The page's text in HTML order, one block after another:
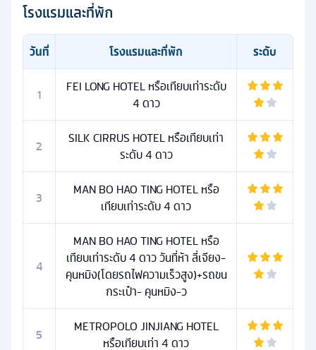
โรงแรมและที่พัก
วันที่ โรงแรมและที่พัก ระดับ
1
FEI LONG HOTEL หรือเทียบเท่าระดับ
4 ดาว
2
SILK CIRRUS HOTEL หรือเทียบเท่า
ระดับ 4 ดาว
3
MAN BO HAO TING HOTEL หรือ
เทียบเท่าระดับ 4 ดาว
4
MAN BO HAO TING HOTEL หรือ
เทียบเท่าระดับ 4 ดาว วันที่ห้า ลี่เจียง-
คุนหมิง(โดยรถไฟความเร็วสูง)+รถขน
กระเป๋า- คุนหมิง-ว
5
METROPOLO JINJIANG HOTEL
หรือเทียบเท่า 4 ดาว